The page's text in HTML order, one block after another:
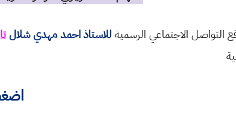
التواصل الاجتماعي الرسميةللاستاذ احمد مهدي شلال